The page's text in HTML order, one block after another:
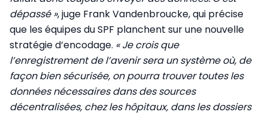
dépassé », juge Frank Vandenbroucke, qui précise
que les équipes du SPF planchent sur une nouvelle
stratégie d’encodage. « Je crois que
l’enregistrement de l’avenir sera un système où, de
façon bien sécurisée, on pourra trouver toutes les
données nécessaires dans des sources
décentralisées, chez les hôpitaux, dans les dossiers